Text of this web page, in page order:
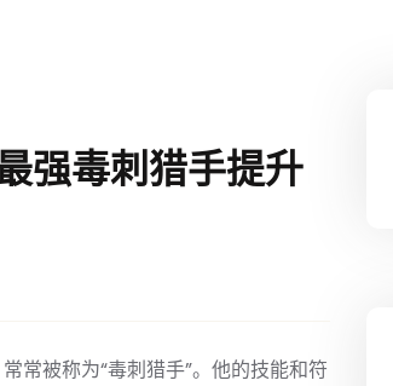
强毒刺猎手提升
常被称为“毒刺猎手”。他的技能和符